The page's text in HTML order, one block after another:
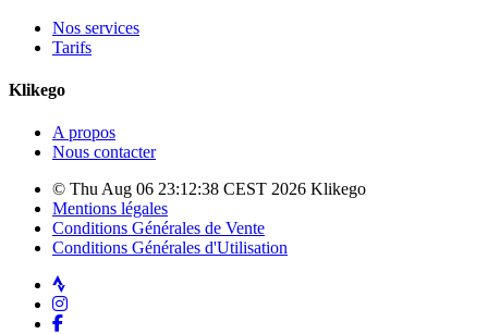
Nos services
Tarifs
Klikego
A propos
Nous contacter
© Thu Aug 06 23:12:38 CEST 2026 Klikego
Mentions légales
Conditions Générales de Vente
Conditions Générales d'Utilisation
Strava
Instagram
Facebook